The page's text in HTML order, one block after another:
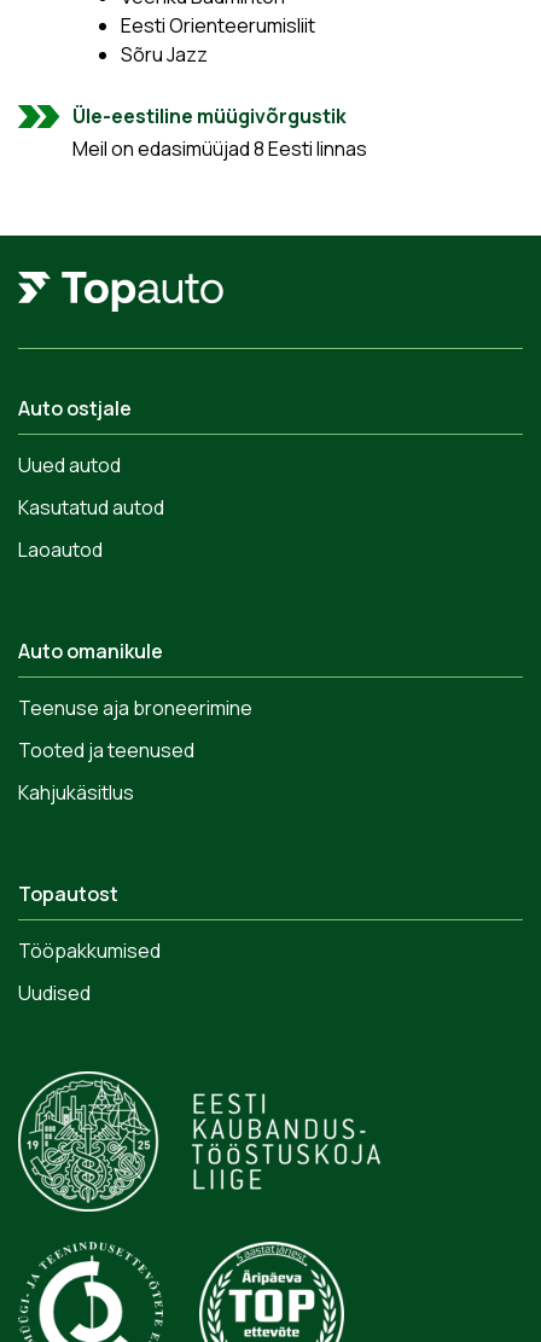
Eesti Orienteerumisliit
Sõru Jazz
Üle-eestiline müügivõrgustik
Meil on edasimüüjad 8 Eesti linnas
Auto ostjale
Uued autod
Kasutatud autod
Laoautod
Auto omanikule
Teenuse aja broneerimine
Tooted ja teenused
Kahjukäsitlus
Topautost
Tööpakkumised
Uudised